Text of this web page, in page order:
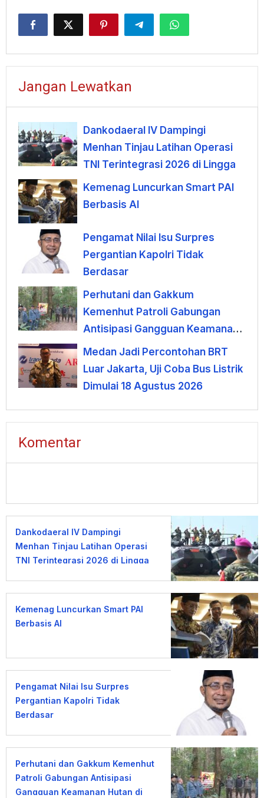
Jangan Lewatkan
Dankodaeral IV Dampingi
Menhan Tinjau Latihan Operasi
TNI Terintegrasi 2026 di Lingga
Kemenag Luncurkan Smart PAI
Berbasis AI
Pengamat Nilai Isu Surpres
Pergantian Kapolri Tidak
Berdasar
Perhutani dan Gakkum
Kemenhut Patroli Gabungan
Antisipasi Gangguan Keamanan
Hutan di Lembang
Medan Jadi Percontohan BRT
Luar Jakarta, Uji Coba Bus Listrik
Dimulai 18 Agustus 2026
Komentar
Dankodaeral IV Dampingi
Menhan Tinjau Latihan Operasi
TNI Terintegrasi 2026 di Lingga
Kemenag Luncurkan Smart PAI
Berbasis AI
Pengamat Nilai Isu Surpres
Pergantian Kapolri Tidak
Berdasar
Perhutani dan Gakkum Kemenhut
Patroli Gabungan Antisipasi
Gangguan Keamanan Hutan di